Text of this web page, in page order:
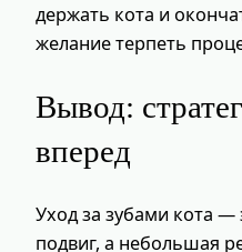
держать кота и
желание терпеть
Вывод:
вперед
Уход за зубами кота —
подвиг, а небольшая